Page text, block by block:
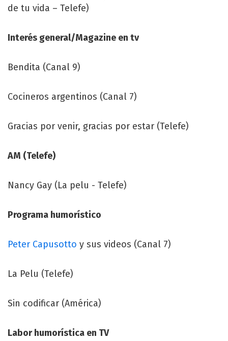
de tu vida – Telefe)
Interés general/Magazine en tv
Bendita (Canal 9)
Cocineros argentinos (Canal 7)
Gracias por venir, gracias por estar (Telefe)
AM (Telefe)
Nancy Gay (La pelu - Telefe)
Programa humorístico
Peter Capusotto y sus videos (Canal 7)
La Pelu (Telefe)
Sin codificar (América)
Labor humorística en TV